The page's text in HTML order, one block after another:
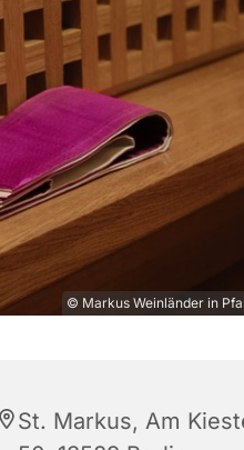
© Markus Weinländer in
St. Markus, Am